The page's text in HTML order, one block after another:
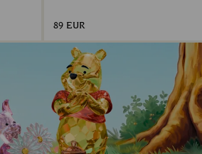
89 EUR